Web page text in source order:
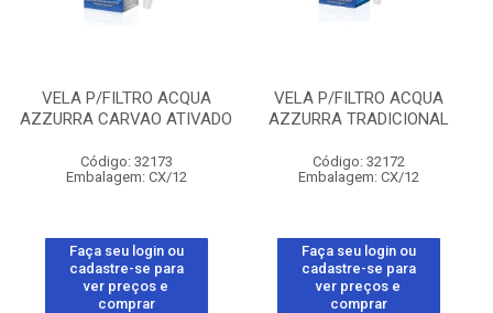
VELA P/FILTRO ACQUA
AZZURRA CARVAO ATIVADO
Código: 32173
Embalagem: CX/12
Faça seu login ou
cadastre-se para
ver preços e
comprar
VELA P/FILTRO ACQUA
AZZURRA TRADICIONAL
Código: 32172
Embalagem: CX/12
Faça seu login ou
cadastre-se para
ver preços e
comprar